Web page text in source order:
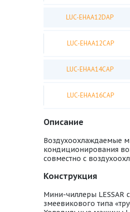
LUC-ЕHAA12DAP
LUC-ЕHAA12CAP
LUC-ЕHAA14CAP
LUC-ЕHAA16CAP
Описание
Воздухоохлаждаемые
кондиционирования
совместно с
Конструкция
Мини-чиллеры LESSAR
змеевикового типа